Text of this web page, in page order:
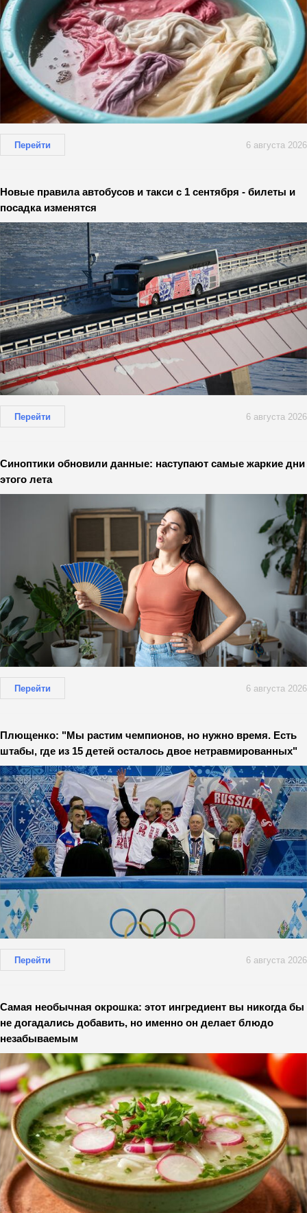
Перейти 6 августа 2026
Новые правила автобусов и такси с 1 сентября - билеты и
посадка изменятся
Перейти 6 августа 2026
Синоптики обновили данные: наступают самые жаркие дни
этого лета
Перейти 6 августа 2026
Плющенко: "Мы растим чемпионов, но нужно время. Есть
штабы, где из 15 детей осталось двое нетравмированных"
Перейти 6 августа 2026
Самая необычная окрошка: этот ингредиент вы никогда бы
не догадались добавить, но именно он делает блюдо
незабываемым